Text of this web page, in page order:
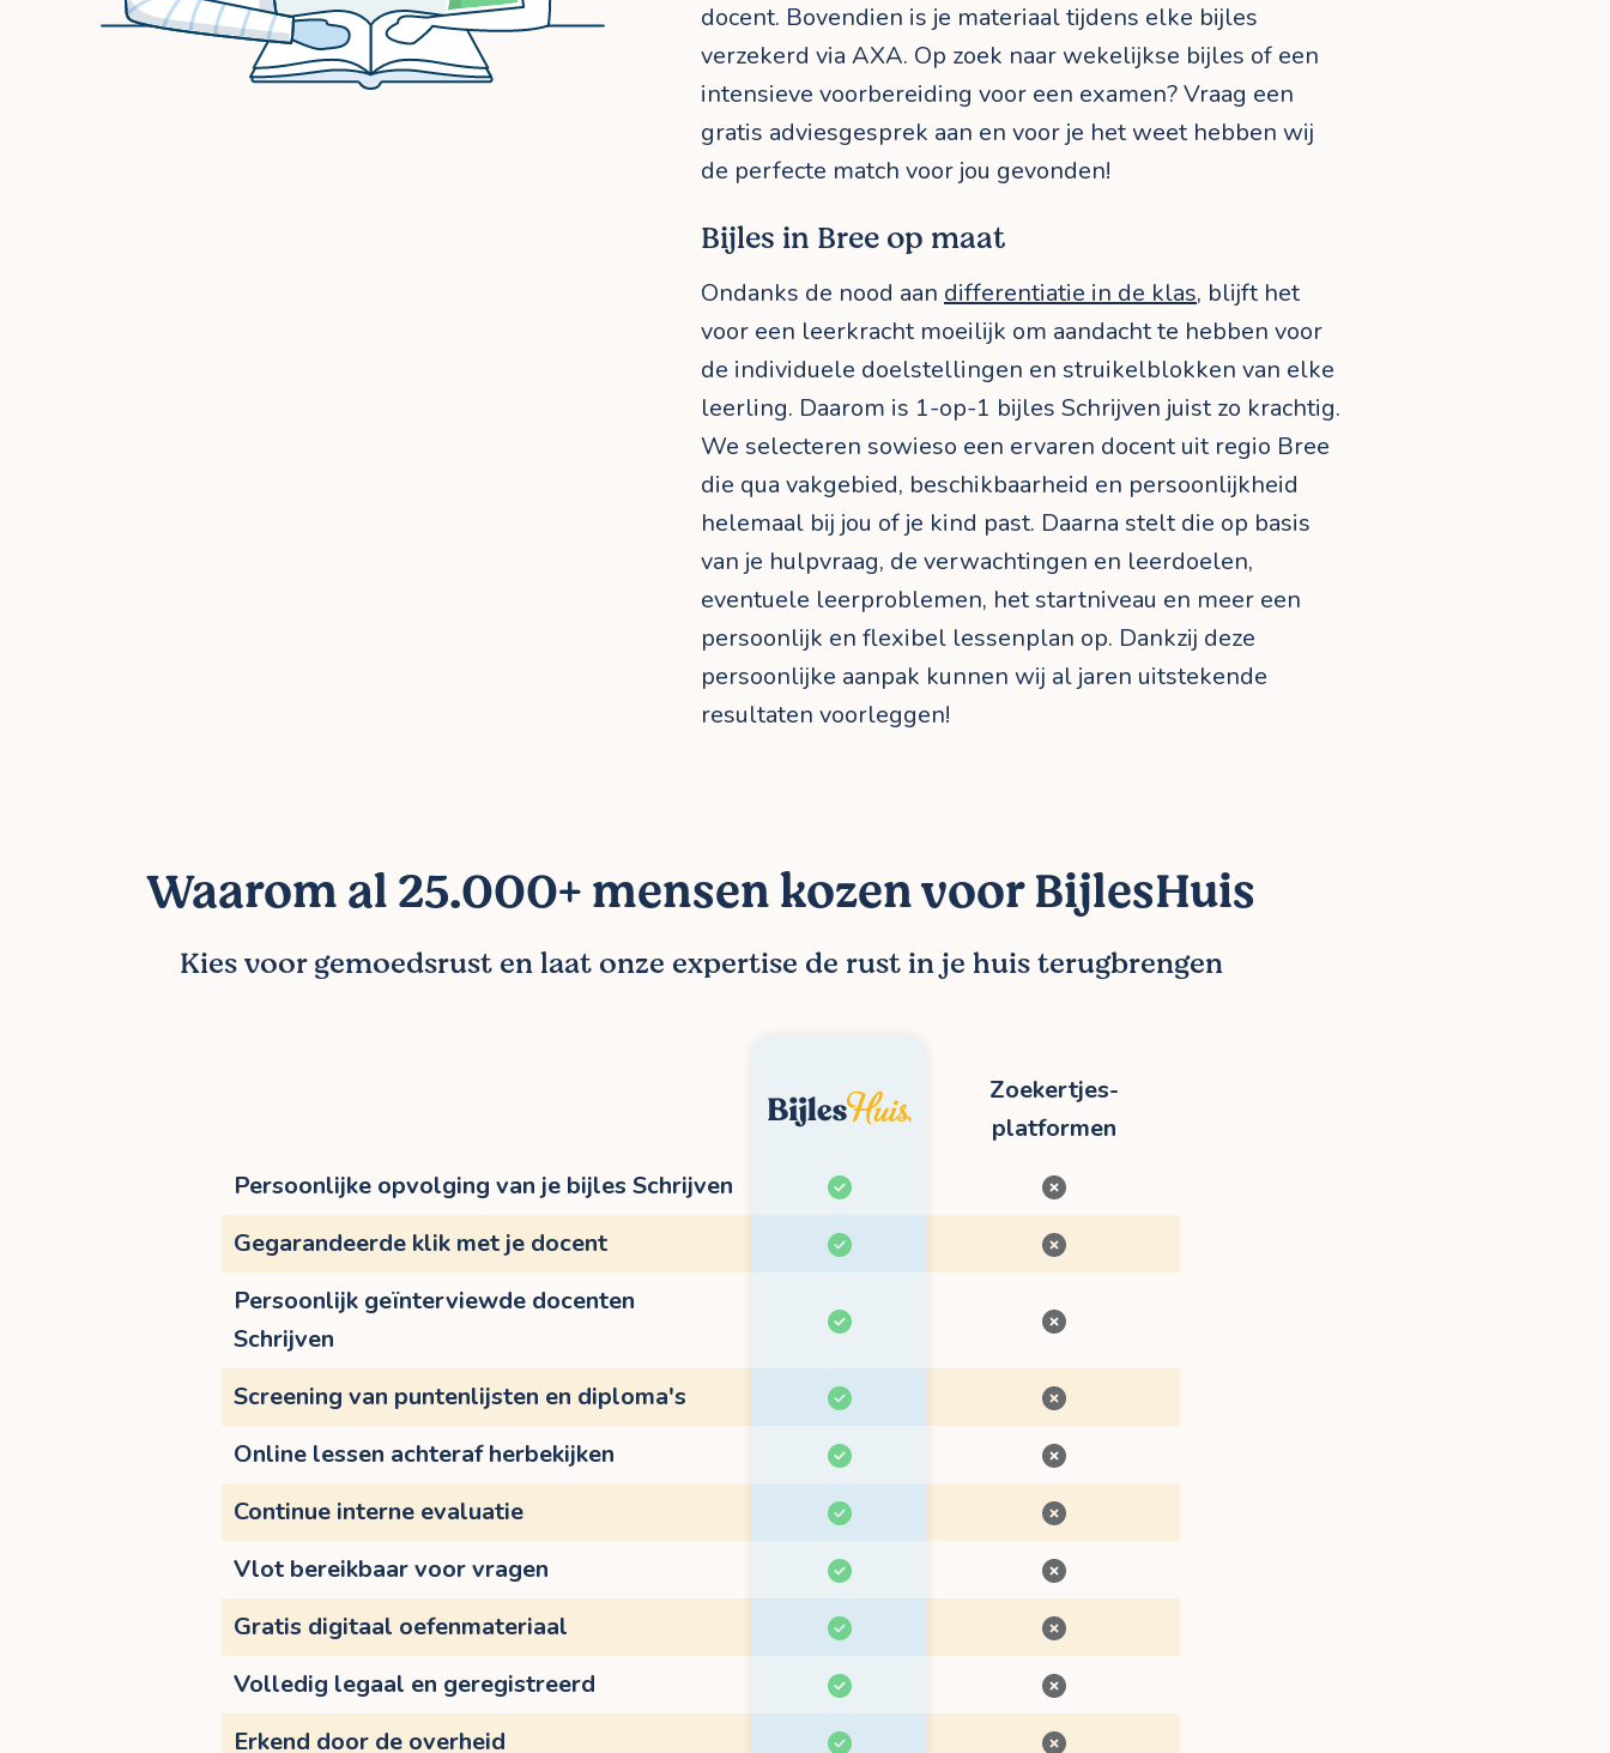
docent. Bovendien is je materiaal tijdens elke bijles
verzekerd via AXA. Op zoek naar wekelijkse bijles of een
intensieve voorbereiding voor een examen? Vraag een
gratis adviesgesprek aan en voor je het weet hebben wij
de perfecte match voor jou gevonden!
Bijles in Bree op maat
Ondanks de nood aan differentiatie in de klas, blijft het
voor een leerkracht moeilijk om aandacht te hebben voor
de individuele doelstellingen en struikelblokken van elke
leerling. Daarom is 1-op-1 bijles Schrijven juist zo krachtig.
We selecteren sowieso een ervaren docent uit regio Bree
die qua vakgebied, beschikbaarheid en persoonlijkheid
helemaal bij jou of je kind past. Daarna stelt die op basis
van je hulpvraag, de verwachtingen en leerdoelen,
eventuele leerproblemen, het startniveau en meer een
persoonlijk en flexibel lessenplan op. Dankzij deze
persoonlijke aanpak kunnen wij al jaren uitstekende
resultaten voorleggen!
Waarom al 25.000+ mensen kozen voor BijlesHuis
Kies voor gemoedsrust en laat onze expertise de rust in je huis terugbrengen
Zoekertjes-
platformen
Persoonlijke opvolging van je bijles Schrijven
Gegarandeerde klik met je docent
Persoonlijk geïnterviewde docenten
Schrijven
Screening van puntenlijsten en diploma's
Online lessen achteraf herbekijken
Continue interne evaluatie
Vlot bereikbaar voor vragen
Gratis digitaal oefenmateriaal
Volledig legaal en geregistreerd
Erkend door de overheid